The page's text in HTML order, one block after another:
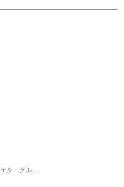
エク グルー